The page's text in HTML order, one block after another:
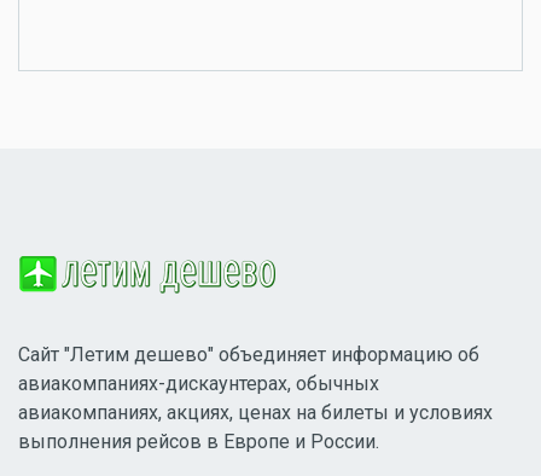
Сайт "Летим дешево" объединяет информацию об
авиакомпаниях-дискаунтерах, обычных
авиакомпаниях, акциях, ценах на билеты и условиях
выполнения рейсов в Европе и России.